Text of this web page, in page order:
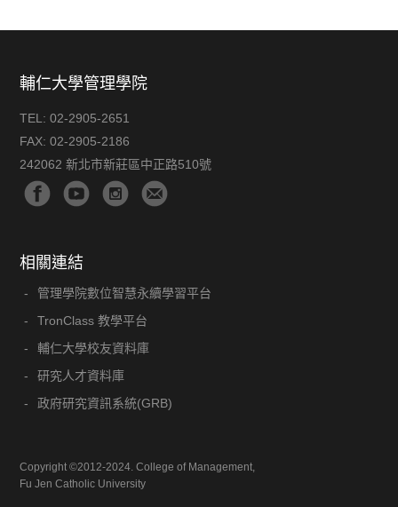
輔仁大學管理學院
TEL:02-2905-2651
FAX:02-2905-2186
242062 新北市新莊區中正路510號
相關連結
管理學院數位智慧永續學習平台
TronClass 教學平台
輔仁大學校友資料庫
研究人才資料庫
政府研究資訊系統(GRB)
Copyright ©2012-2024. College of Management,
Fu Jen Catholic University